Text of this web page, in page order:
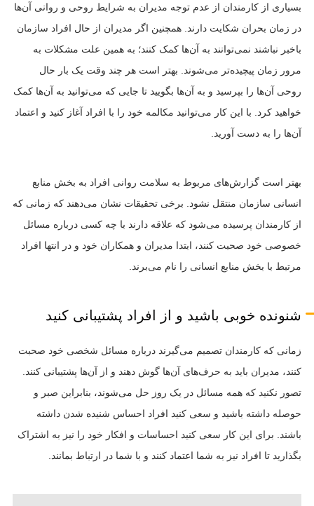
بسیاری از کارمندان از عدم توجه مدیران به شرایط روحی و روانی آن‌ها
در زمان بحران شکایت دارند. همچنین اگر مدیران از حال افراد سازمان
باخبر نباشند نمی‌توانند به آن‌ها کمک کنند؛ به همین علت مشکلات به
مرور زمان پیچیده‌تر می‌شوند. بهتر است هر چند وقت یک بار حال
روحی آن‌ها را بپرسید و به آن‌ها بگویید تا جایی که می‌توانید به آن‌ها کمک
خواهید کرد. با این کار می‌توانید مکالمه خود را با افراد آغاز کنید و اعتماد
آن‌ها را به دست آورید.
بهتر است گزارش‌های مربوط به سلامت روانی افراد به بخش منابع
انسانی سازمان منتقل نشود. برخی تحقیقات نشان می‌دهند که زمانی که
از کارمندان پرسیده می‌شود که علاقه دارند با چه کسی درباره مسائل
خصوصی خود صحبت کنند، ابتدا مدیران و همکاران خود و در انتها افراد
مرتبط با بخش منابع انسانی را نام می‌برند.
شنونده خوبی باشید و از افراد پشتیبانی کنید
زمانی که کارمندان تصمیم می‌گیرند درباره مسائل شخصی خود صحبت
کنند، مدیران باید به حرف‌های آن‌ها گوش دهند و از آن‌ها پشتیبانی کنند.
تصور نکنید که همه مسائل در یک روز حل می‌شوند، بنابراین صبر و
حوصله داشته باشید و سعی کنید افراد احساس شنیده شدن داشته
باشند. برای این کار سعی کنید احساسات و افکار خود را نیز به اشتراک
بگذارید تا افراد نیز به شما اعتماد کنند و با شما در ارتباط بمانند.